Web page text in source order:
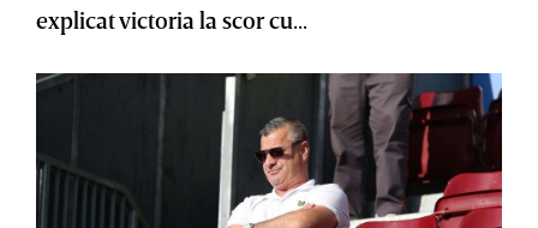
explicat victoria la scor cu...